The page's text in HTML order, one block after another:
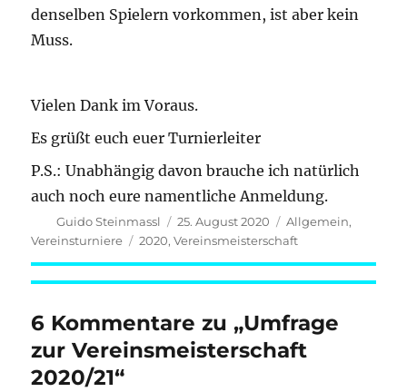
denselben Spielern vorkommen, ist aber kein
Muss.
Vielen Dank im Voraus.
Es grüßt euch euer Turnierleiter
P.S.: Unabhängig davon brauche ich natürlich
auch noch eure namentliche Anmeldung.
Autor
Guido Steinmassl
Veröffentlicht
am
25. August 2020 Kategorien
Allgemein,
Vereinsturniere
Schlagwörter
2020,Vereinsmeisterschaft
6 Kommentare zu „Umfrage
zur Vereinsmeisterschaft
2020/21“